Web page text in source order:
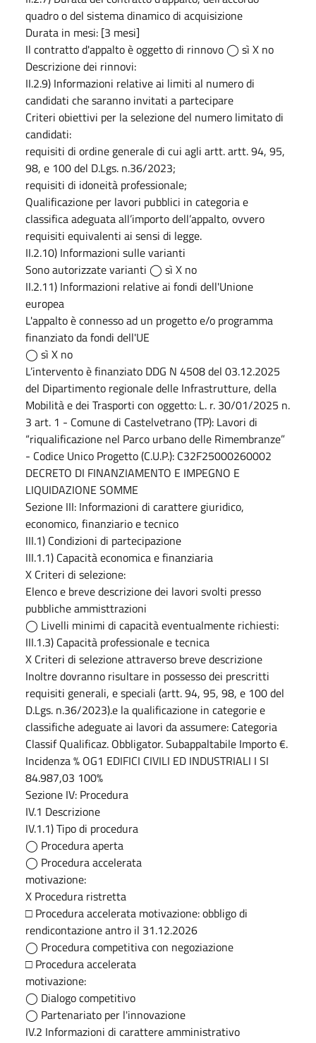
quadro o del sistema dinamico di acquisizione
Durata in mesi: [3 mesi]
Il contratto d'appalto è oggetto di rinnovo ◯ sì X no
Descrizione dei rinnovi:
II.2.9) Informazioni relative ai limiti al numero di
candidati che saranno invitati a partecipare
Criteri obiettivi per la selezione del numero limitato di
candidati:
requisiti di ordine generale di cui agli artt. artt. 94, 95,
98, e 100 del D.Lgs. n.36/2023;
requisiti di idoneità professionale;
Qualificazione per lavori pubblici in categoria e
classifica adeguata all’importo dell’appalto, ovvero
requisiti equivalenti ai sensi di legge.
II.2.10) Informazioni sulle varianti
Sono autorizzate varianti ◯ sì X no
II.2.11) Informazioni relative ai fondi dell'Unione
europea
L'appalto è connesso ad un progetto e/o programma
finanziato da fondi dell'UE
◯ sì X no
L’intervento è finanziato DDG N 4508 del 03.12.2025
del Dipartimento regionale delle Infrastrutture, della
Mobilità e dei Trasporti con oggetto: L. r. 30/01/2025 n.
3 art. 1 - Comune di Castelvetrano (TP): Lavori di
“riqualificazione nel Parco urbano delle Rimembranze”
- Codice Unico Progetto (C.U.P.): C32F25000260002
DECRETO DI FINANZIAMENTO E IMPEGNO E
LIQUIDAZIONE SOMME
Sezione III: Informazioni di carattere giuridico,
economico, finanziario e tecnico
III.1) Condizioni di partecipazione
III.1.1) Capacità economica e finanziaria
X Criteri di selezione:
Elenco e breve descrizione dei lavori svolti presso
pubbliche ammisttrazioni
◯ Livelli minimi di capacità eventualmente richiesti:
III.1.3) Capacità professionale e tecnica
X Criteri di selezione attraverso breve descrizione
Inoltre dovranno risultare in possesso dei prescritti
requisiti generali, e speciali (artt. 94, 95, 98, e 100 del
D.Lgs. n.36/2023).e la qualificazione in categorie e
classifiche adeguate ai lavori da assumere: Categoria
Classif Qualificaz. Obbligator. Subappaltabile Importo €.
Incidenza % OG1 EDIFICI CIVILI ED INDUSTRIALI I SI
84.987,03 100%
Sezione IV: Procedura
IV.1 Descrizione
IV.1.1) Tipo di procedura
◯ Procedura aperta
◯ Procedura accelerata
motivazione:
X Procedura ristretta
□ Procedura accelerata motivazione: obbligo di
rendicontazione antro il 31.12.2026
◯ Procedura competitiva con negoziazione
□ Procedura accelerata
motivazione:
◯ Dialogo competitivo
◯ Partenariato per l'innovazione
IV.2 Informazioni di carattere amministrativo